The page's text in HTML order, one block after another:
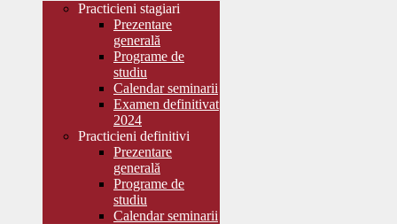
Practicieni stagiari
Prezentare
generală
Programe de
studiu
Calendar seminarii
Examen definitivat
2024
Practicieni definitivi
Prezentare
generală
Programe de
studiu
Calendar seminarii